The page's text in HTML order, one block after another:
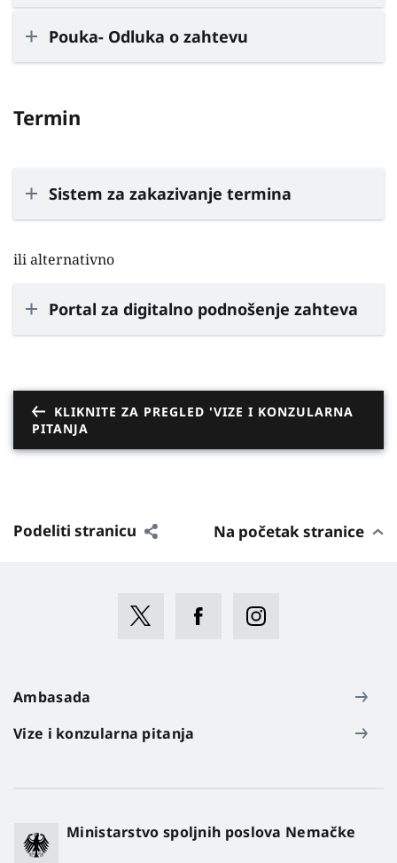
Pouka- Odluka o zahtevu
Termin
Sistem za zakazivanje termina
ili alternativno
Portal za digitalno podnošenje zahteva
KLIKNITE ZA PREGLED 'VIZE I KONZULARNA
PITANJA
Podeliti stranicu Na početak stranice
Ambasada
Vize i konzularna pitanja
Ministarstvo spoljnih poslova Nemačke